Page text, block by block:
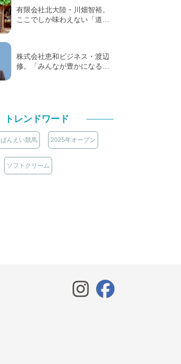
有限会社北大陸・川畑智裕。
ここでしか味わえない「道…
株式会社恵和ビジネス・渡辺
修。「みんなが豊かになる…
トレンドワード
ばんえい競馬 2025年オープン
ソフトクリーム